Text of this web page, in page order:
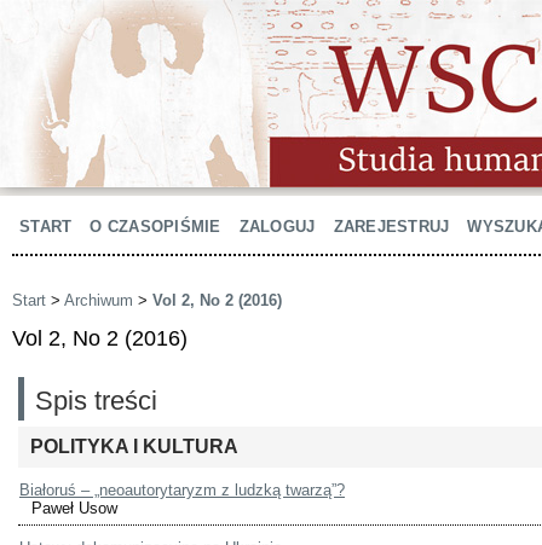
START O CZASOPIŚMIE ZALOGUJ ZAREJESTRUJ
Start > Archiwum > Vol 2, No 2 (2016)
Vol 2, No 2 (2016)
Spis treści
POLITYKA I KULTURA
Białoruś – „neoautorytaryzm z ludzką twarzą”?
Paweł Usow